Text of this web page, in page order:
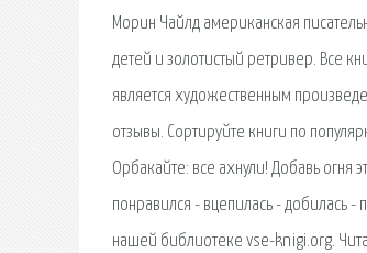
Морин Чайлд американская
детей и золотистый ретривер. Все
является художественным
отзывы. Сортируйте книги по
Орбакайте: все ахнули! Добавь
понравился - вцепилась - добилась
нашей библиотеке vse-knigi.org.